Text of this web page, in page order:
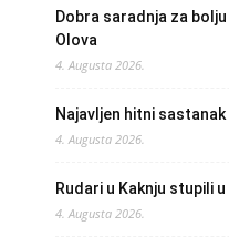
Dobra saradnja za
Olova
4. Augusta 2026.
Najavljen hitni
4. Augusta 2026.
Rudari u Kaknju stupili
4. Augusta 2026.